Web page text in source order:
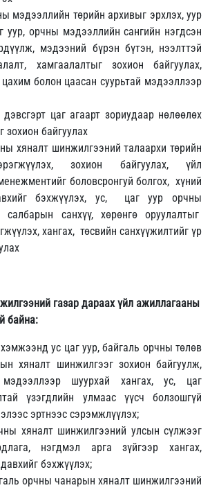
мэдээллийн төрийн архивыг эрхлэх, уур
уур, орчны мэдээллийн сангийн нэгдсэн
мэдээний бүрэн бүтэн, нээлттэй
хамгаалалтыг зохион байгуулах,
цахим болон цаасан суурьтай мэдээллээр
цаг агаарт зориудаар нөлөөлөх
зохион байгуулах
хяналт шинжилгээний талаархи төрийн
зохион байгуулах, үйл
боловсронгуй болгох, хүний
бэхжүүлэх, ус, цаг уур орчны
салбарын санхүү, хөрөнгө оруулалтыг
хангах, төсвийн санхүүжилтийг үр
газар дараах үйл ажиллагааны
байна:
ус цаг уур, байгаль орчны төлөв
хяналт шинжилгээг зохион байгуулж,
мэдээллээр шуурхай хангах, ус, цаг
үзэгдлийн улмаас үүсч болзошгүй
эртнээс сэрэмжлүүлэх;
хяналт шинжилгээний улсын сүлжээг
нэгдмэл арга зүйгээр хангах,
бэхжүүлэх;
орчны чанарын хяналт шинжилгээний